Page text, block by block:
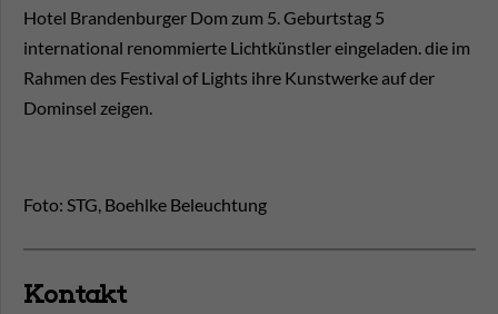
Hotel Brandenburger Dom zum 5. Geburtstag 5
international renommierte Lichtkünstler eingeladen. die im
Rahmen des Festival of Lights ihre Kunstwerke auf der
Dominsel zeigen.
Foto: STG, Boehlke Beleuchtung
Kontakt